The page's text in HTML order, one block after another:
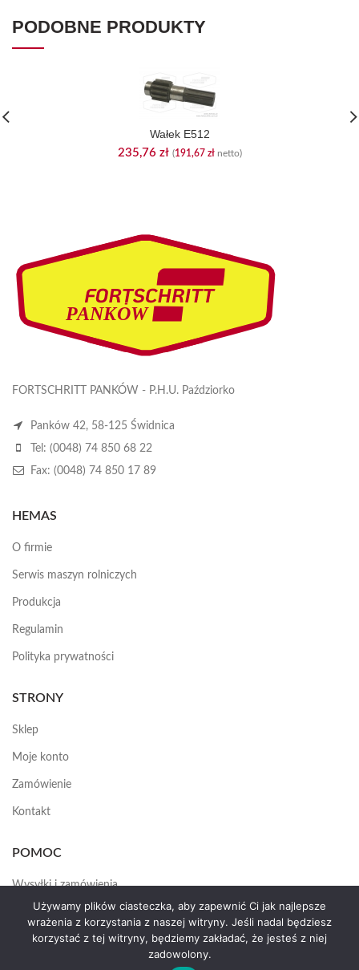
PODOBNE PRODUKTY
Wałek E512
235,76 zł (191,67 złnetto)
FORTSCHRITT PANKÓW - P.H.U. Paździorko
Panków 42, 58-125 Świdnica
Tel: (0048) 74 850 68 22
Fax: (0048) 74 850 17 89
HEMAS
O firmie
Serwis maszyn rolniczych
Produkcja
Regulamin
Polityka prywatności
STRONY
Sklep
Moje konto
Zamówienie
Kontakt
POMOC
Wysyłki i zamówienia
Jak założyć konto
Używamy plików ciasteczka, aby zapewnić Ci jak najlepsze
wrażenia z korzystania z naszej witryny. Jeśli nadal będziesz
korzystać z tej witryny, będziemy zakładać, że jesteś z niej
zadowolony.